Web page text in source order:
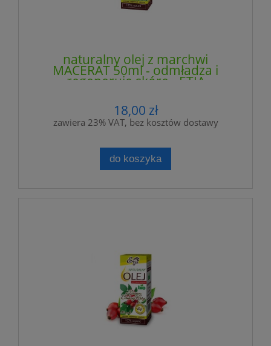
naturalny olej z marchwi
MACERAT 50ml - odmładza i
regeneruje skórę - ETJA
18,00 zł
zawiera 23% VAT, bez kosztów dostawy
do koszyka